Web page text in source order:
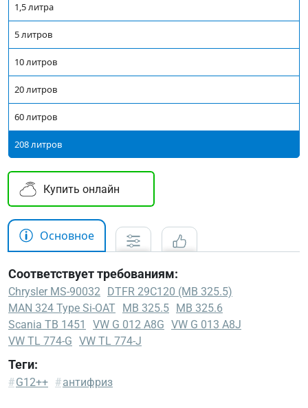
1,5 литра
5 литров
10 литров
20 литров
60 литров
208 литров
Купить онлайн
Основное
Соответствует требованиям:
Chrysler MS-90032 DTFR 29C120 (MB 325.5)
MAN 324 Type Si-OAT MB 325.5 MB 325.6
Scania TB 1451
VW G 012 A8G VW G 013 A8J
VW TL 774-G VW TL 774-J
Chrysler
Теги:
#G12++ #антифриз